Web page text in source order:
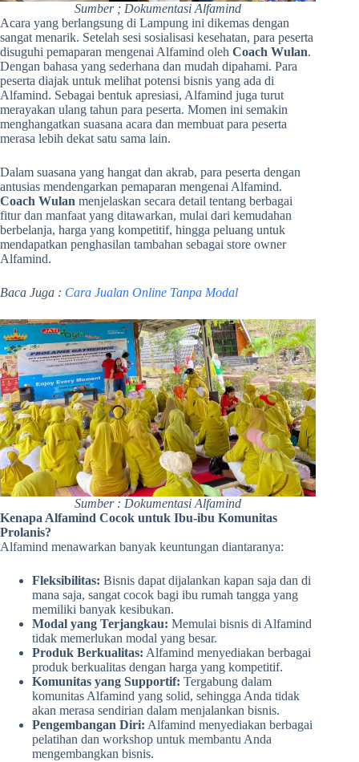
Sumber ; Dokumentasi Alfamind
Acara yang berlangsung di Lampung ini dikemas dengan
sangat menarik. Setelah sesi sosialisasi kesehatan, para peserta
disuguhi pemaparan mengenai Alfamind oleh Coach Wulan.
Dengan bahasa yang sederhana dan mudah dipahami. Para
peserta diajak untuk melihat potensi bisnis yang ada di
Alfamind. Sebagai bentuk apresiasi, Alfamind juga turut
merayakan ulang tahun para peserta. Momen ini semakin
menghangatkan suasana acara dan membuat para peserta
merasa lebih dekat satu sama lain.
Dalam suasana yang hangat dan akrab, para peserta dengan
antusias mendengarkan pemaparan mengenai Alfamind.
Coach Wulan menjelaskan secara detail tentang berbagai
fitur dan manfaat yang ditawarkan, mulai dari kemudahan
berbelanja, harga yang kompetitif, hingga peluang untuk
mendapatkan penghasilan tambahan sebagai store owner
Alfamind.
Baca Juga : Cara Jualan Online Tanpa Modal
Sumber : Dokumentasi Alfamind
Kenapa Alfamind Cocok untuk Ibu-ibu Komunitas
Prolanis?
Alfamind menawarkan banyak keuntungan diantaranya:
Fleksibilitas: Bisnis dapat dijalankan kapan saja dan di
mana saja, sangat cocok bagi ibu rumah tangga yang
memiliki banyak kesibukan.
Modal yang Terjangkau: Memulai bisnis di Alfamind
tidak memerlukan modal yang besar.
Produk Berkualitas: Alfamind menyediakan berbagai
produk berkualitas dengan harga yang kompetitif.
Komunitas yang Supportif: Tergabung dalam
komunitas Alfamind yang solid, sehingga Anda tidak
akan merasa sendirian dalam menjalankan bisnis.
Pengembangan Diri: Alfamind menyediakan berbagai
pelatihan dan workshop untuk membantu Anda
mengembangkan bisnis.